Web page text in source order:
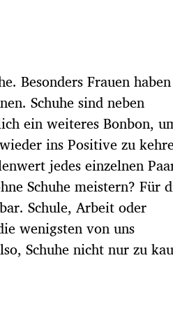
Besonders Frauen haben
Schuhe sind neben
ein weiteres Bonbon,
ins Positive zu
jedes einzelnen
Schuhe meistern? Für
Schule, Arbeit oder
wenigsten von uns
Schuhe nicht nur zu